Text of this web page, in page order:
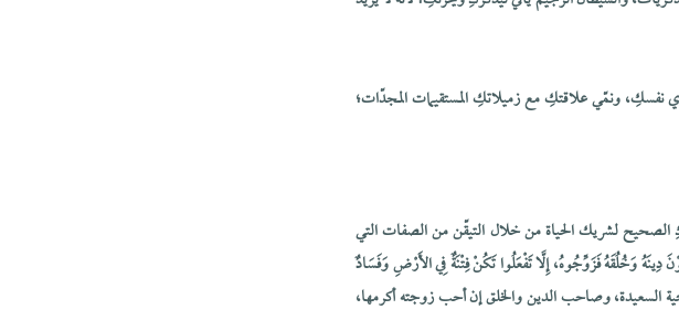
نفسكِ، ونمّي علاقتكِ مع زميلاتكِ المستقيمات المجدّات؛
لشريك الحياة من خلال التيقّن من الصفات التي
وَخُلُقَهُ فَزَوِّجُوهُ، إِلَّا تَفْعَلُوا تَكُنْ فِتْنَةٌ فِي الأَرْضِ وَفَسَادٌ
السعيدة، وصاحب الدين والخلق إن أحب زوجته أكرمها،